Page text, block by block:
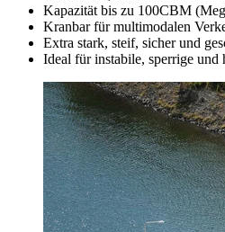
Kapazität bis zu 100CBM
Kranbar für multimodalen
Extra stark, steif, sicher und
Ideal für instabile, sperrige und